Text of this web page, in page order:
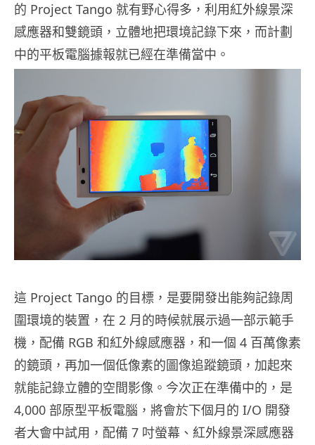
的 Project Tango 就有野心得多，利用紅外線景深
感應器和雙鏡頭，立體地把環境記錄下來，而計劃
中的平板電腦據報就已經在準備當中。
這 Project Tango 的目標，是要開發出能夠記錄周
圍環境的裝置，在 2 月的時候就展示過一部示範手
機，配備 RGB 和紅外線感應器，和一個 4 百萬像素
的鏡頭，再加一個低像素的圖像追蹤鏡頭，加起來
就能記錄立體的空間影像。今次正在準備中的，是
4,000 部原型平板電腦，將會於下個月的 I/O 開發
者大會中試用，配備 7 吋螢幕、紅外線景深感應器